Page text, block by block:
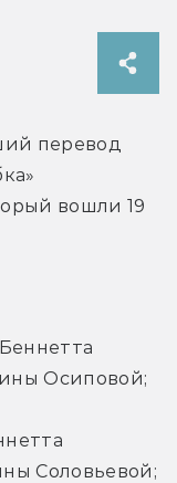
перевод
вошли 19
Осиповой;
Соловьевой;